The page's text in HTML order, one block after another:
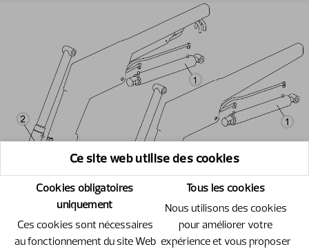
Ce site web utilise des cookies
Cookies obligatoires
uniquement
Ces cookies sont nécessaires
au fonctionnement du site Web
Tous les cookies
Nous utilisons des cookies
pour améliorer votre
expérience et vous proposer